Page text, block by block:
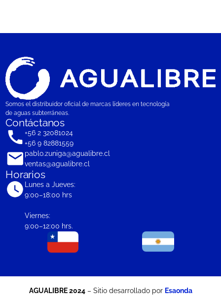
Somos el distribuidor oficial de marcas líderes en tecnología
de aguas subterráneas.
Contáctanos
+56 2 32081024
+56 9 82881559
pablo.zuniga@agualibre.cl
ventas@agualibre.cl
Horarios
Lunes a Jueves:
9:00–18:00 hrs
Viernes:
9:00–12:00 hrs.
AGUALIBRE 2024– Sitio desarrollado por Esaonda